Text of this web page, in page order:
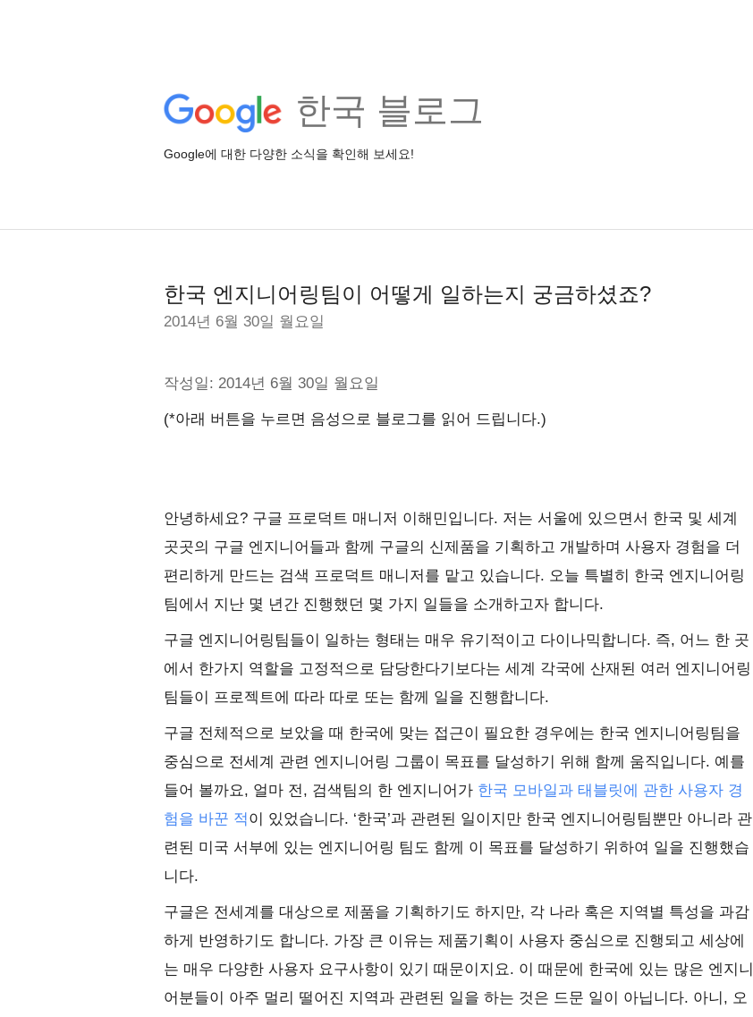
한국 블로그
Google에 대한 다양한 소식을 확인해 보세요!
한국 엔지니어링팀이 어떻게 일하는지 궁금하셨죠?
2014년 6월 30일 월요일
작성일: 2014년 6월 30일 월요일
(*아래 버튼을 누르면 음성으로 블로그를 읽어 드립니다.)
안녕하세요? 구글 프로덕트 매니저 이해민입니다. 저는 서울에 있으면서 한국 및 세계
곳곳의 구글 엔지니어들과 함께 구글의 신제품을 기획하고 개발하며 사용자 경험을 더
편리하게 만드는 검색 프로덕트 매니저를 맡고 있습니다. 오늘 특별히 한국 엔지니어링
팀에서 지난 몇 년간 진행했던 몇 가지 일들을 소개하고자 합니다.
구글 엔지니어링팀들이 일하는 형태는 매우 유기적이고 다이나믹합니다. 즉, 어느 한 곳
에서 한가지 역할을 고정적으로 담당한다기보다는 세계 각국에 산재된 여러 엔지니어링
팀들이 프로젝트에 따라 따로 또는 함께 일을 진행합니다.
구글 전체적으로 보았을 때 한국에 맞는 접근이 필요한 경우에는 한국 엔지니어링팀을
중심으로 전세계 관련 엔지니어링 그룹이 목표를 달성하기 위해 함께 움직입니다. 예를
들어 볼까요, 얼마 전, 검색팀의 한 엔지니어가 한국 모바일과 태블릿에 관한 사용자 경
험을 바꾼 적이 있었습니다. ‘한국’과 관련된 일이지만 한국 엔지니어링팀뿐만 아니라 관
련된 미국 서부에 있는 엔지니어링 팀도 함께 이 목표를 달성하기 위하여 일을 진행했습
니다.
구글은 전세계를 대상으로 제품을 기획하기도 하지만, 각 나라 혹은 지역별 특성을 과감
하게 반영하기도 합니다. 가장 큰 이유는 제품기획이 사용자 중심으로 진행되고 세상에
는 매우 다양한 사용자 요구사항이 있기 때문이지요. 이 때문에 한국에 있는 많은 엔지니
어분들이 아주 멀리 떨어진 지역과 관련된 일을 하는 것은 드문 일이 아닙니다. 아니, 오